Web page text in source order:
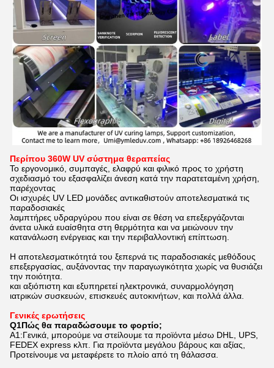
Περίπου 360W UV σύστημα θεραπείας
Το εργονομικό, συμπαγές, ελαφρύ και φιλικό προς το χρήστη
σχεδιασμό του εξασφαλίζει άνεση κατά την παρατεταμένη χρήση,
παρέχοντας
Οι ισχυρές UV LED μονάδες αντικαθιστούν αποτελεσματικά τις
παραδοσιακές
λαμπτήρες υδραργύρου που είναι σε θέση να επεξεργάζονται
άνετα υλικά ευαίσθητα στη θερμότητα και να μειώνουν την
κατανάλωση ενέργειας και την περιβαλλοντική επίπτωση.
Η αποτελεσματικότητά του ξεπερνά τις παραδοσιακές μεθόδους
επεξεργασίας, αυξάνοντας την παραγωγικότητα χωρίς να θυσιάζει
την ποιότητα.
και αξιόπιστη και εξυπηρετεί ηλεκτρονικά, συναρμολόγηση
ιατρικών συσκευών, επισκευές αυτοκινήτων, και πολλά άλλα.
Γενικές ερωτήσεις
Q1Πώς θα παραδώσουμε το φορτίο;
Α1:Γενικά, μπορούμε να στείλουμε τα προϊόντα μέσω DHL, UPS,
FEDEX express κλπ. Για προϊόντα μεγάλου βάρους και αξίας,
Προτείνουμε να μεταφέρετε το πλοίο από τη θάλασσα.